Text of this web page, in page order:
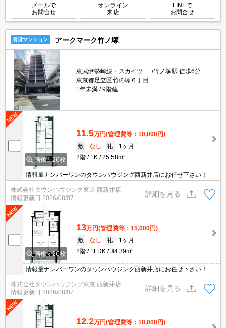
メールで
お問合せ
オンライン
来店
LINEで
お問合せ
賃貸マンション アークマーク竹ノ塚
東武伊勢崎線・スカイツ･･･/竹ノ塚駅 徒歩6分
東京都足立区竹の塚６丁目
1年未満
9階建
画像：26枚
11.5万円(管理費等：10,000円)
敷
なし 礼
1ヶ月
2階
1K 25.58m²
情報量ナンバーワンのタウンハウジング西新井店にお任せ下さい！
株式会社タウンハウジング東京 西新井店
情報更新日 2026/08/07
詳細を見る
画像：26枚
13万円(管理費等：15,000円)
敷
なし 礼
1ヶ月
2階
1LDK 34.39m²
情報量ナンバーワンのタウンハウジング西新井店にお任せ下さい！
株式会社タウンハウジング東京 西新井店
情報更新日 2026/08/07
詳細を見る
12.2万円(管理費等：10,000円)